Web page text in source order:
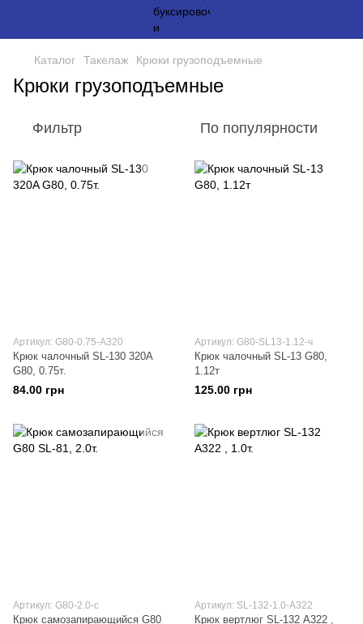
Каталог Такелаж Крюки грузоподъемные
Крюки грузоподъемные
Фильтр По популярности
Артикул: G80-0.75-А320
Крюк чалочный SL-130 320A
G80, 0.75т.
84.00 грн
Артикул: G80-SL13-1.12-ч
Крюк чалочный SL-13 G80,
1.12т
125.00 грн
Артикул: G80-2.0-с
Крюк самозапирающийся G80
Артикул: SL-132-1.0-А322
Крюк вертлюг SL-132 А322 ,